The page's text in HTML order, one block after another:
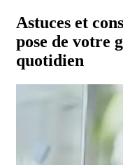
Astuces et
pose de votre
quotidien